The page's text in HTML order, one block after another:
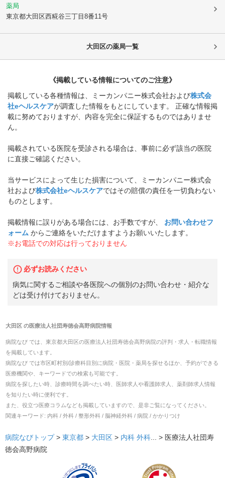
薬局
東京都大田区西糀谷三丁目8番11号
大田区の薬局一覧
《掲載している情報についてのご注意》
掲載している各種情報は、ミーカンパニー株式会社および株式会
社eヘルスケアが調査した情報をもとにしています。 正確な情報掲
載に努めておりますが、内容を完全に保証するものではありませ
ん。
掲載されている医院を受診される場合は、事前に必ず該当の医院
に直接ご確認ください。
当サービスによって生じた損害について、ミーカンパニー株式会
社および株式会社eヘルスケアではその賠償の責任を一切負わない
ものとします。
掲載情報に誤りがある場合には、お手数ですが、
お問い合わせフ
ォーム からご連絡をいただけますようお願いいたします。
※お電話での対応は行っておりません
必ずお読みください
病気に関するご相談や各医院への個別のお問い合わせ・紹介な
どは受け付けておりません。
大田区 の医療法人社団寿徳会高野病院情報
病院なび では、 東京都大田区の医療法人社団寿徳会高野病院の評判・求人・転職情報
を掲載しています。
病院なび では市区町村別/診療科目別に病院・医院・薬局を探せるほか、予約ができる
医療機関や、キーワードでの検索も可能です。
病院を探したい時、診療時間を調べたい時、医師求人や看護師求人、薬剤師求人情報
を知りたい時に便利です。
また、役立つ医療コラムなども掲載していますので、是非ご覧になってください。
関連キーワード: 内科 / 外科 / 整形外科 / 脳神経外科 / 病院 / かかりつけ
病院なびトップ > 東京都 > 大田区 > 内科 外科 ... > 医療法人社団寿
徳会高野病院